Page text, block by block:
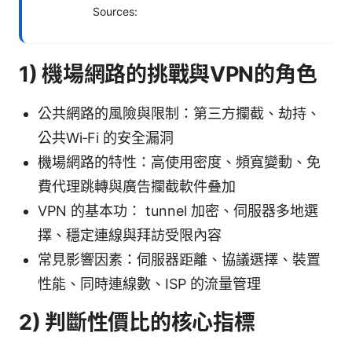
Sources:
1) 機場網路的挑戰與VPN的角色
公共網路的風險與限制：第三方攔截、劫持、
公共Wi‑Fi 的安全漏洞
機場網路的特性：高使用密度、頻寬變動、免
費代理跳轉與廣告攔截軟件叠加
VPN 的基本功： tunnel 加密、伺服器多地選
擇、穩定連線與拜訪受限內容
常見影響因素：伺服器距離、協議選擇、裝置
性能、同時連線數、ISP 的流量管理
2) 判斷性價比的核心指標